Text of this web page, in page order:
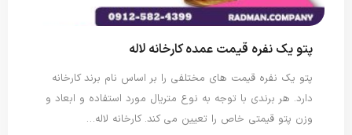
پتو یک نفره قیمت عمده کارخانه لاله
پتو یک نفره قیمت های مختلفی را بر اساس نام برند کارخانه
دارد. هر برندی با توجه به نوع متریال مورد استفاده و ابعاد و
وزن پتو قیمتی خاص را تعیین می کند. کارخانه لاله…